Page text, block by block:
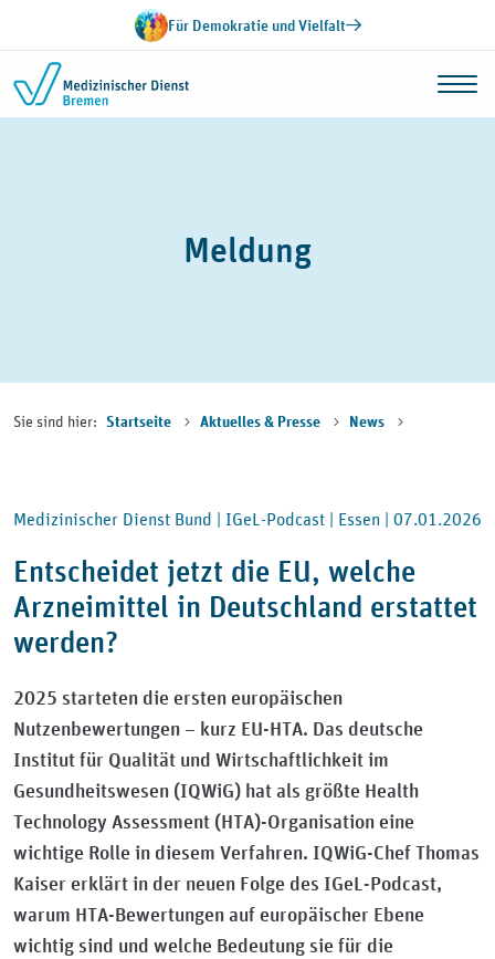
Zum Inhalt springenFür Demokratie und Vielfalt
Meldung
Sie sind hier: Startseite Aktuelles & Presse News
Medizinischer Dienst Bund | IGeL-Podcast | Essen | 07.01.2026
Entscheidet jetzt die EU, welche
Arzneimittel in Deutschland erstattet
werden?
2025 starteten die ersten europäischen
Nutzenbewertungen – kurz EU-HTA. Das deutsche
Institut für Qualität und Wirtschaftlichkeit im
Gesundheitswesen (IQWiG) hat als größte Health
Technology Assessment (HTA)-Organisation eine
wichtige Rolle in diesem Verfahren. IQWiG-Chef Thomas
Kaiser erklärt in der neuen Folge des IGeL-Podcast,
warum HTA-Bewertungen auf europäischer Ebene
wichtig sind und welche Bedeutung sie für die